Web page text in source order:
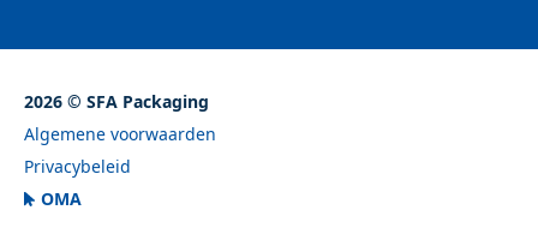
2026 © SFA Packaging
Algemene voorwaarden
Privacybeleid
OMA